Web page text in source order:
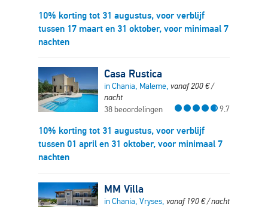
10% korting tot 31 augustus, voor verblijf
tussen 17 maart en 31 oktober, voor minimaal 7
nachten
Casa Rustica
in Chania, Maleme, vanaf200€/
nacht
38 beoordelingen
9.7
10% korting tot 31 augustus, voor verblijf
tussen 01 april en 31 oktober, voor minimaal 7
nachten
MM Villa
in Chania, Vryses, vanaf 190€/ nacht